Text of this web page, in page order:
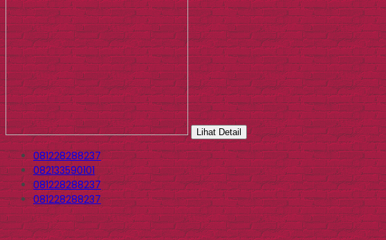
Lihat Detail
081228288237
082133590101
081228288237
081228288237